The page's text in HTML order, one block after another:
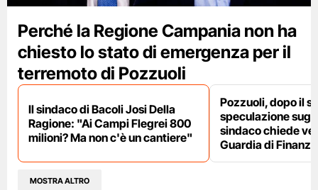
Perché la Regione Campania non ha
chiesto lo stato di emergenza per il
terremoto di Pozzuoli
Il sindaco di Bacoli Josi Della
Ragione: "Ai Campi Flegrei 800
milioni? Ma non c'è un cantiere"
Pozzuoli, dopo il
speculazione
sindaco chiede
Guardia di Finanza
MOSTRA ALTRO